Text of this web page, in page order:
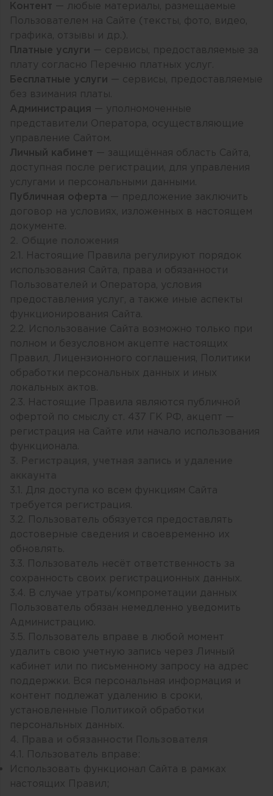
Контент — любые материалы, размещаемые
Пользователем на Сайте (тексты, фото, видео,
графика, отзывы и др.).
Платные услуги — сервисы, предоставляемые за
плату согласно Перечню платных услуг.
Бесплатные услуги — сервисы, предоставляемые
без взимания платы.
Администрация — уполномоченные
представители Оператора, осуществляющие
управление Сайтом.
Личный кабинет — защищённая область Сайта,
доступная после регистрации, для управления
услугами и персональными данными.
Публичная оферта — предложение заключить
договор на условиях, изложенных в настоящем
документе.
2.1. Настоящие Правила регулируют порядок
использования Сайта, права и обязанности
Пользователей и Оператора, условия
предоставления услуг, а также иные аспекты
функционирования Сайта.
2.2. Использование Сайта возможно только при
полном и безусловном акцепте настоящих
Правил, Лицензионного соглашения, Политики
обработки персональных данных и иных
локальных актов.
2.3. Настоящие Правила являются публичной
офертой по смыслу ст. 437 ГК РФ, акцепт —
регистрация на Сайте или начало использования
функционала.
3.1. Для доступа ко всем функциям Сайта
требуется регистрация.
3.2. Пользователь обязуется предоставлять
достоверные сведения и своевременно их
обновлять.
3.3. Пользователь несёт ответственность за
сохранность своих регистрационных данных.
3.4. В случае утраты/компрометации данных
Пользователь обязан немедленно уведомить
Администрацию.
3.5. Пользователь вправе в любой момент
удалить свою учетную запись через Личный
кабинет или по письменному запросу на адрес
поддержки. Вся персональная информация и
контент подлежат удалению в сроки,
установленные Политикой обработки
персональных данных.
4.1. Пользователь вправе:
Использовать функционал Сайта в рамках
настоящих Правил;